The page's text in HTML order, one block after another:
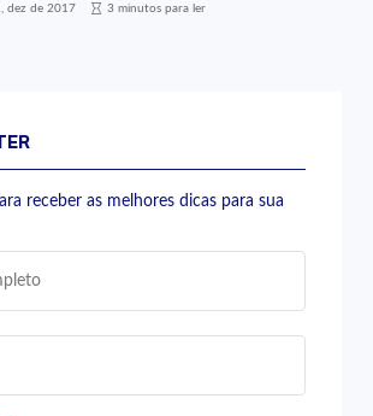
dez de 2017 3 minutos para ler
receber as melhores dicas para sua